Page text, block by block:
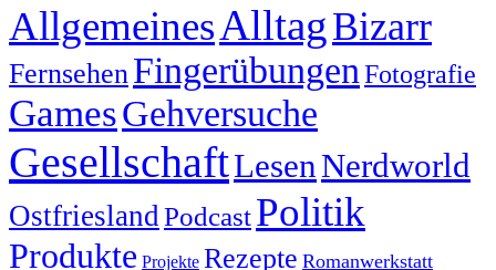
AllgemeinesAlltagBizarr
FernsehenFingerübungenFotografie
GamesGehversuche
GesellschaftLesenNerdworld
OstfrieslandPodcastPolitik
Produkte Projekte Rezepte Romanwerkstatt